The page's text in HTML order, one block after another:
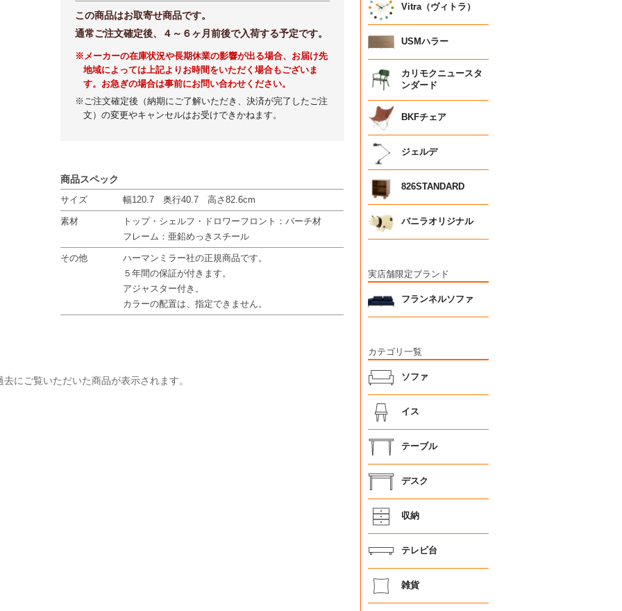
この商品はお取寄せ商品です。
通常ご注文確定後、４～６ヶ月前後で入荷する予定です。
※メーカーの在庫状況や長期休業の影響が出る場合、お届け先
地域によっては上記よりお時間をいただく場合もございま
す。お急ぎの場合は事前にお問い合わせください。
※ご注文確定後（納期にご了解いただき、決済が完了したご注
文）の変更やキャンセルはお受けできかねます。
商品スペック
サイズ 幅120.7 奥行40.7 高さ82.6cm
素材
トップ・シェルフ・ドロワーフロント：バーチ材
フレーム：亜鉛めっきスチール
その他
ハーマンミラー社の正規商品です。
５年間の保証が付きます。
アジャスター付き。
カラーの配置は、指定できません。
去にご覧いただいた商品が表示されます。
Vitra（ヴィトラ）
USMハラー
カリモクニュースタ
ンダード
BKFチェア
ジェルデ
826STANDARD
バニラオリジナル
実店舗限定ブランド
フランネルソファ
カテゴリ一覧
ソファ
イス
テーブル
デスク
収納
テレビ台
雑貨